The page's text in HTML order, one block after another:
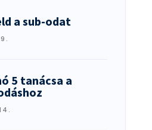
a sub-odat
5 tanácsa a